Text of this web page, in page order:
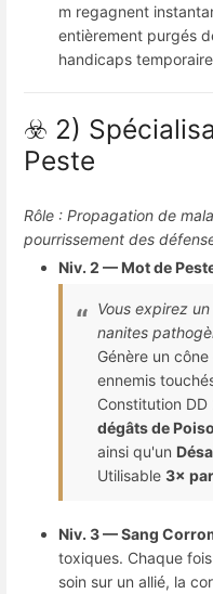
m regagnent
entièrement purgés
handicaps
☣️ 2)
Peste
Rôle : Propagation de
pourrissement des
Niv. 2 — Mot de
Vous expirez
nanites
Génère un
ennemis
Constitution
dégâts de
ainsi qu'un
Utilisable 3×
Niv. 3 — Sang
toxiques. Chaque
soin sur un allié, la